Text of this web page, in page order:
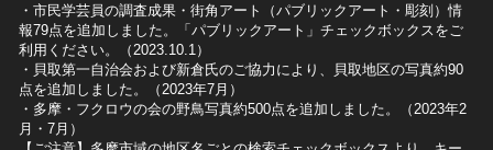
​・市民学芸員の調査成果・街角アート（パブリックアート・彫刻）情
報79点を追加しました。「パブリックアート」チェックボックスをご
利用ください。（2023.10.1）
・貝取第一自治会および新倉氏のご協力により、貝取地区の写真約90
点を追加しました。（2023年7月）
・多摩・フクロウの会の野鳥写真約500点を追加しました。（2023年2
月・7月）